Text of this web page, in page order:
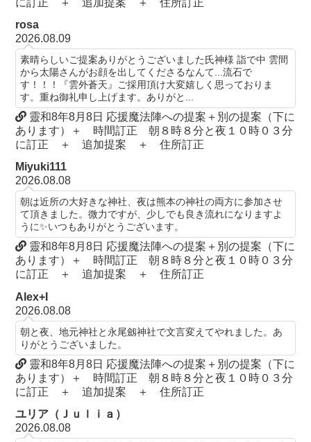
rosa
2026.08.09
素晴らしいご提案ありがとうございました氏神様 詣で中 雲間
から太陽さんがお顔を出してくださるなんて...流石で
す！！！『雲外蒼天』ご採用頂け大変嬉しく思っておりま
す。重ね御礼申し上げます。ありがと...
靈和8年8月8日 応援魔法陣への提案＋別の提案（下に
あります）＋ 時間訂正 朝８時８分と夜１０時０３分
に訂正 ＋ 追加提案 ＋ 住所訂正
Miyuki111
2026.08.08
朝は近所の大好きな神社、夜は熊本の神社の両方に参加させ
て頂きました。微力ですが、少しでも良き流れになりますよ
うに✨いつもありがとうございます。
靈和8年8月8日 応援魔法陣への提案＋別の提案（下に
あります）＋ 時間訂正 朝８時８分と夜１０時０３分
に訂正 ＋ 追加提案 ＋ 住所訂正
Alex+I
2026.08.08
朝と夜、地元神社と永尾劔神社で文言変えてやれました。あ
りがとうございました。
靈和8年8月8日 応援魔法陣への提案＋別の提案（下に
あります）＋ 時間訂正 朝８時８分と夜１０時０３分
に訂正 ＋ 追加提案 ＋ 住所訂正
ユリア（Ｊｕｌｉａ）
2026.08.08